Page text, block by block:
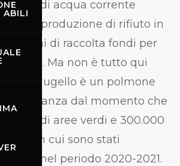
ABILI
all’uso di acqua corrente
la produzione di rifiuto in
azioni di raccolta fondi per
Ma non è tutto qui
del Mugello è un polmone
rilevanza dal momento che
mq di aree verdi e 300.000
in cui sono stati
alberi nel periodo 2020-2021.